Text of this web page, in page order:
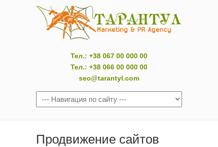
Тел.: +38 067 00 000 00
Тел.: +38 066 00 000 00
seo@tarantyl.com
Продвижение сайтов